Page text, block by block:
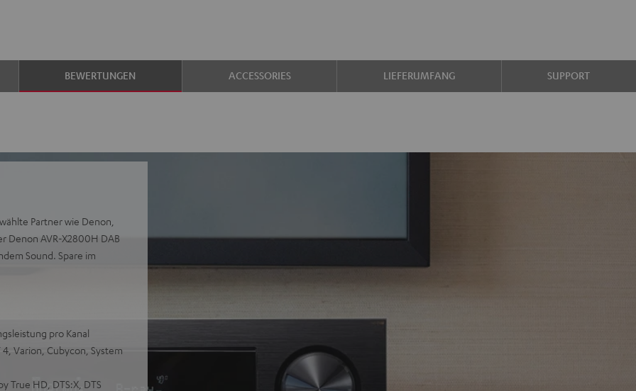
BEWERTUNGEN ACCESSORIES LIEFERUMFANG SUPPORT
Partner wie Denon,
Denon AVR-X2800H DAB
Sound. Spare im
pro Kanal
Varion, Cubycon, System
True HD, DTS:X, DTS